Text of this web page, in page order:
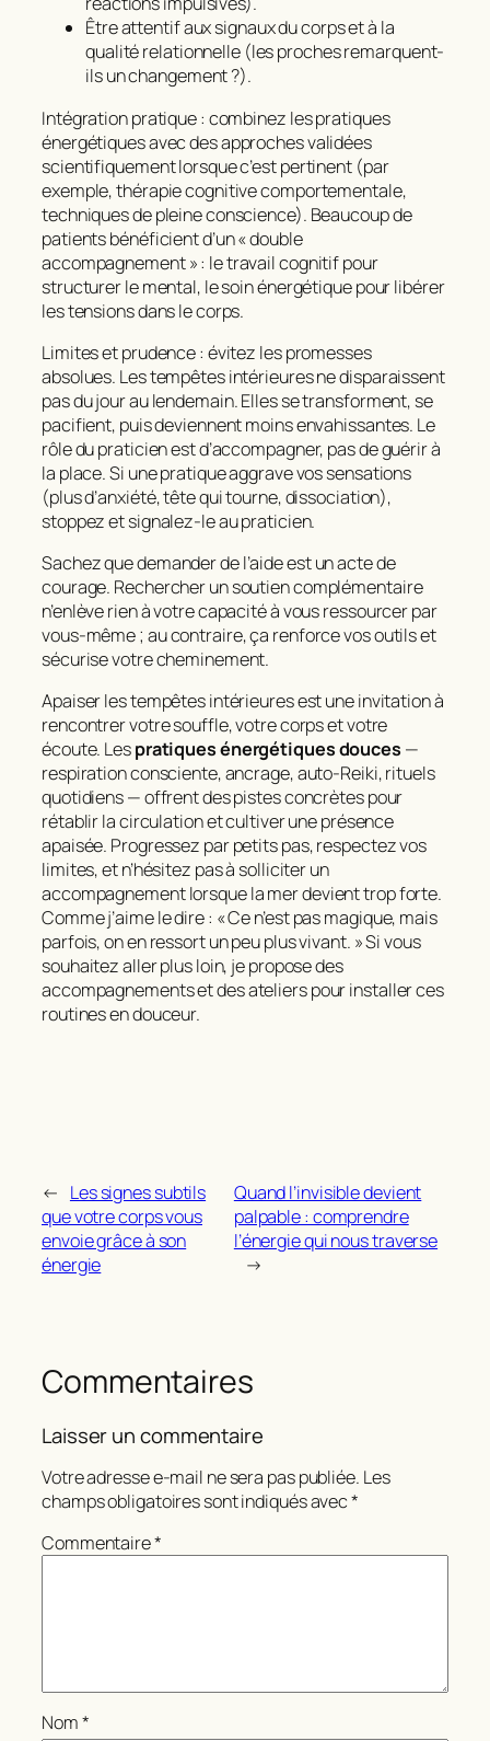
Être attentif aux signaux du corps et à la
qualité relationnelle (les proches remarquent-
ils un changement ?).
Intégration pratique : combinez les pratiques
énergétiques avec des approches validées
scientifiquement lorsque c’est pertinent (par
exemple, thérapie cognitive comportementale,
techniques de pleine conscience). Beaucoup de
patients bénéficient d’un « double
accompagnement » : le travail cognitif pour
structurer le mental, le soin énergétique pour libérer
les tensions dans le corps.
Limites et prudence : évitez les promesses
absolues. Les tempêtes intérieures ne disparaissent
pas du jour au lendemain. Elles se transforment, se
pacifient, puis deviennent moins envahissantes. Le
rôle du praticien est d’accompagner, pas de guérir à
la place. Si une pratique aggrave vos sensations
(plus d’anxiété, tête qui tourne, dissociation),
stoppez et signalez-le au praticien.
Sachez que demander de l’aide est un acte de
courage. Rechercher un soutien complémentaire
n’enlève rien à votre capacité à vous ressourcer par
vous-même ; au contraire, ça renforce vos outils et
sécurise votre cheminement.
Apaiser les tempêtes intérieures est une invitation à
rencontrer votre souffle, votre corps et votre
écoute. Lespratiques énergétiques douces —
respiration consciente, ancrage, auto-Reiki, rituels
quotidiens — offrent des pistes concrètes pour
rétablir la circulation et cultiver une présence
apaisée. Progressez par petits pas, respectez vos
limites, et n’hésitez pas à solliciter un
accompagnement lorsque la mer devient trop forte.
Comme j’aime le dire : « Ce n’est pas magique, mais
parfois, on en ressort un peu plus vivant. » Si vous
souhaitez aller plus loin, je propose des
accompagnements et des ateliers pour installer ces
routines en douceur.
← Les signes subtils
que votre corps vous
envoie grâce à son
énergie
Quand l’invisible devient
palpable : comprendre
l’énergie qui nous traverse
→
Commentaires
Laisser un commentaire
Votre adresse e-mail ne sera pas publiée. Les
champs obligatoires sont indiqués avec*
Commentaire*
Nom*